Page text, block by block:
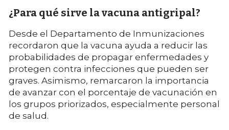
¿Para qué sirve la vacuna antigripal?
Desde el Departamento de Inmunizaciones
recordaron que la vacuna ayuda a reducir las
probabilidades de propagar enfermedades y
protegen contra infecciones que pueden ser
graves. Asimismo, remarcaron la importancia
de avanzar con el porcentaje de vacunación en
los grupos priorizados, especialmente personal
de salud.